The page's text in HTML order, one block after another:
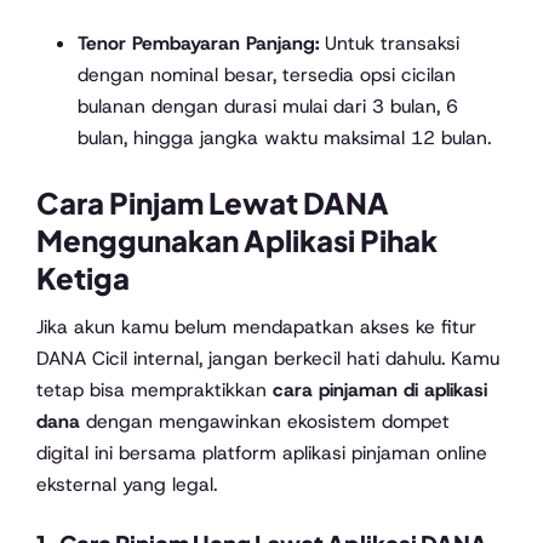
Tenor Pembayaran Panjang:Untuk transaksi
dengan nominal besar, tersedia opsi cicilan
bulanan dengan durasi mulai dari 3 bulan, 6
bulan, hingga jangka waktu maksimal 12 bulan.
Cara Pinjam Lewat DANA
Menggunakan Aplikasi Pihak
Ketiga
Jika akun kamu belum mendapatkan akses ke fitur
DANA Cicil internal, jangan berkecil hati dahulu. Kamu
tetap bisa mempraktikkan cara pinjaman di aplikasi
dana dengan mengawinkan ekosistem dompet
digital ini bersama platform aplikasi pinjaman online
eksternal yang legal.